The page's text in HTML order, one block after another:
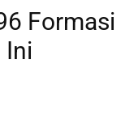
Formasi
Ini